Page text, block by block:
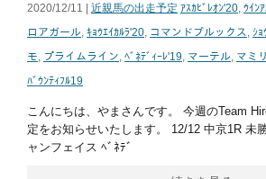
2020/12/11 | 近親馬の出走予定 ｱｽｶﾋﾞﾚｵﾝ'20 ｳｲﾝ
ロアガール ｷｮｳｴｲｶﾙﾗ'20 コマンドブルックス ｼｮ
モ
プライムライン ﾍﾞﾈﾃﾞｨｰﾚ'19 マーテル マミ
ﾊﾞｳﾝﾃｨﾌﾙ19
こんにちは、やまさんです。 今週のTeam
定をお知らせいたします。 12/12 中京1R 未
ャンフェイス ﾍﾞﾈﾃﾞ